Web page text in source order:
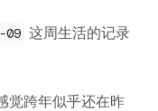
09 这周生活的记录
觉跨年似乎还在昨